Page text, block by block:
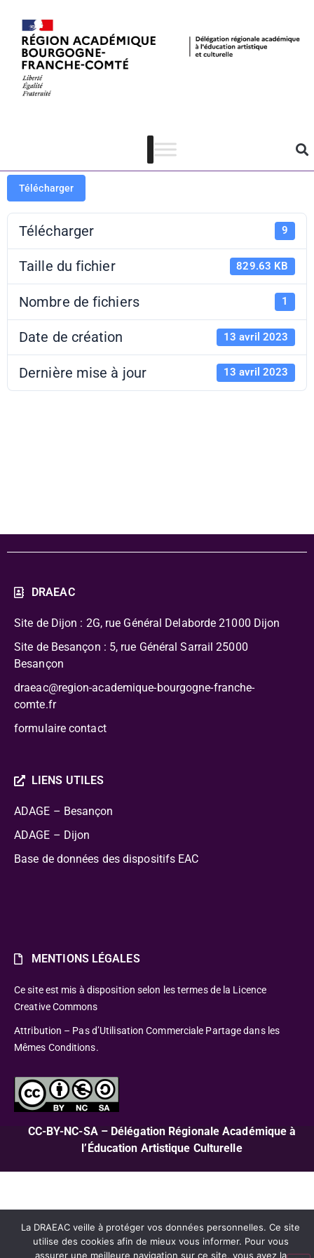
Néo-Hittites –
bibliographie
Télécharger
Télécharger 9
Taille du fichier 829.63 KB
Nombre de fichiers 1
Date de création 13 avril 2023
Dernière mise à jour 13 avril 2023
DRAEAC
Site de Dijon : 2G, rue Général Delaborde 21000 Dijon
Site de Besançon : 5, rue Général Sarrail 25000
Besançon
draeac@region-academique-bourgogne-franche-
comte.fr
formulaire contact
LIENS UTILES
ADAGE – Besançon
ADAGE – Dijon
Base de données des dispositifs EAC
MENTIONS LÉGALES
Ce site est mis à disposition selon les termes de la Licence
Creative Commons
Attribution – Pas d’Utilisation Commerciale Partage dans les
Mêmes Conditions.
CC-BY-NC-SA – Délégation Régionale Académique à
l’Éducation Artistique Culturelle
La DRAEAC veille à protéger vos données personnelles. Ce site
utilise des cookies afin de mieux vous informer. Pour vous
assurer une meilleure navigation sur ce site, vous avez la